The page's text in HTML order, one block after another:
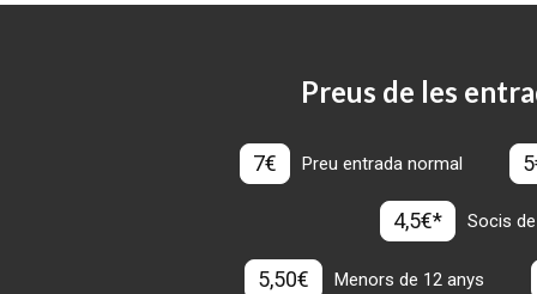
Preus de les
7€ Preu entrada normal
4,5€* Socis
5,50€ Menors de 12 anys